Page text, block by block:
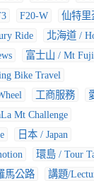
F20-W
仙特里
Ride
北海道 /
富士山 / Mt Fuji
Bike Travel
工商服務
Mt Challenge
日本 / Japan
環島 / Tour
馬公路
講題/